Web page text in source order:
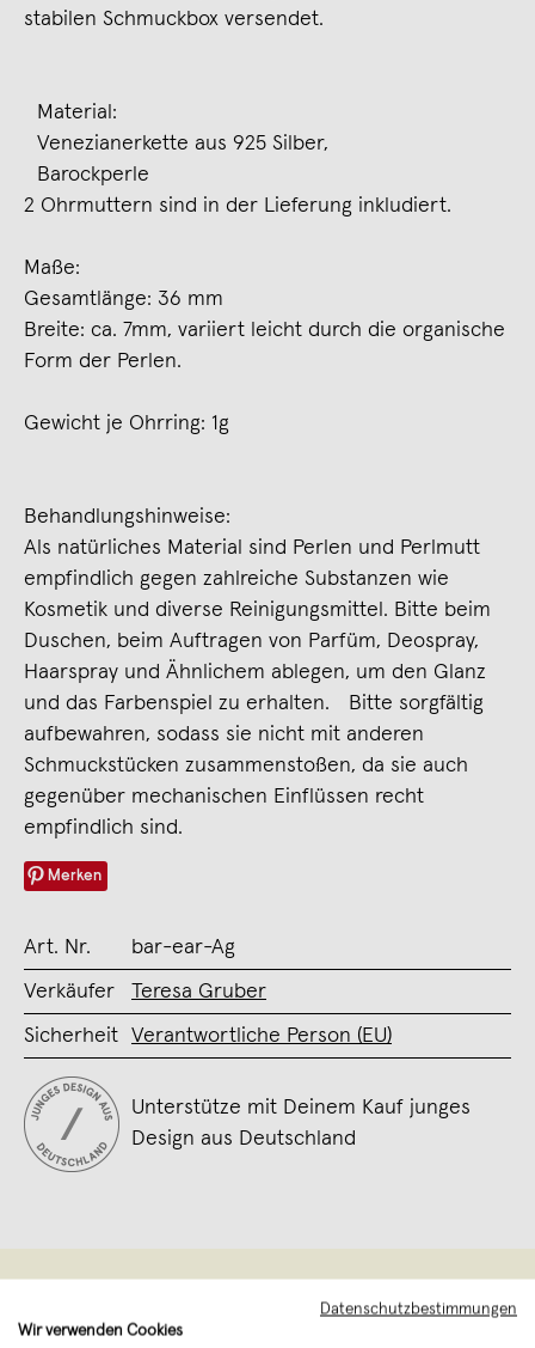
stabilen Schmuckbox versendet.
Material:
Venezianerkette aus 925 Silber,
Barockperle
2 Ohrmuttern sind in der Lieferung inkludiert.
Maße:
Gesamtlänge: 36 mm
Breite: ca. 7mm, variiert leicht durch die organische
Form der Perlen.
Gewicht je Ohrring: 1g
Behandlungshinweise:
Als natürliches Material sind Perlen und Perlmutt
empfindlich gegen zahlreiche Substanzen wie
Kosmetik und diverse Reinigungsmittel. Bitte beim
Duschen, beim Auftragen von Parfüm, Deospray,
Haarspray und Ähnlichem ablegen, um den Glanz
und das Farbenspiel zu erhalten. Bitte sorgfältig
aufbewahren, sodass sie nicht mit anderen
Schmuckstücken zusammenstoßen, da sie auch
gegenüber mechanischen Einflüssen recht
empfindlich sind.
Merken
Art. Nr. bar-ear-Ag
Verkäufer Teresa Gruber
Sicherheit Verantwortliche Person (EU)
Unterstütze mit Deinem Kauf junges
Design aus Deutschland
Datenschutzbestimmungen
Wir verwenden Cookies